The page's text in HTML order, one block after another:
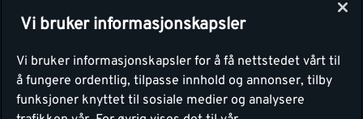
Montér
Vi bruker informasjonskapsler
Vi bruker informasjonskapsler for å få nettstedet vårt til
å fungere ordentlig, tilpasse innhold og annonser, tilby
funksjoner knyttet til sosiale medier og analysere